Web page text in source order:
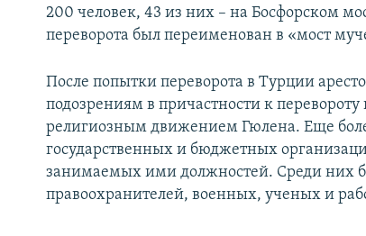
200 человек, 43 из них – на Босфорском
переворота был переименован в «мост
После попытки переворота в Турции
подозрениям в причастности к
религиозным движением Гюлена. Еще
государственных и бюджетных
занимаемых ими должностей. Среди них
правоохранителей, военных, ученых и